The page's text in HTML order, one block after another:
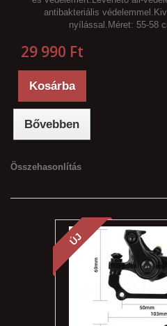
antibakteriális
nyílással.Méret: 55-58
29 990 Ft‎
Kosárba
Bővebben
Összehasonlítás
ÚJ